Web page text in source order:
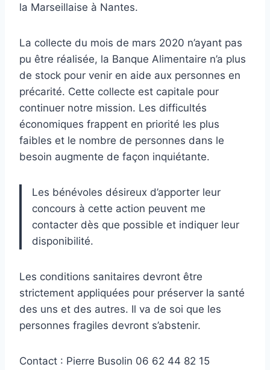
la Marseillaise à Nantes.
La collecte du mois de mars 2020 n’ayant pas
pu être réalisée, la Banque Alimentaire n’a plus
de stock pour venir en aide aux personnes en
précarité. Cette collecte est capitale pour
continuer notre mission. Les difficultés
économiques frappent en priorité les plus
faibles et le nombre de personnes dans le
besoin augmente de façon inquiétante.
Les bénévoles désireux d’apporter leur
concours à cette action peuvent me
contacter dès que possible et indiquer leur
disponibilité.
Les conditions sanitaires devront être
strictement appliquées pour préserver la santé
des uns et des autres. Il va de soi que les
personnes fragiles devront s’abstenir.
Contact : Pierre Busolin 06 62 44 82 15